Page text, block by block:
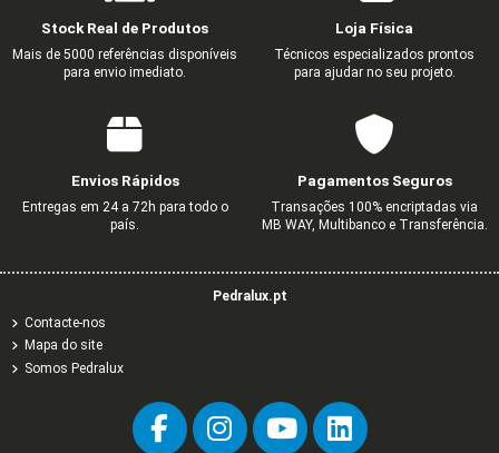
Stock Real de Produtos
Mais de 5000 referências disponíveis
para envio imediato.
Loja Física
Técnicos especializados prontos
para ajudar no seu projeto.
Envios Rápidos
Entregas em 24 a 72h para todo o
país.
Pagamentos Seguros
Transações 100% encriptadas via
MB WAY, Multibanco e Transferência.
Pedralux.pt
Contacte-nos
Mapa do site
Somos Pedralux